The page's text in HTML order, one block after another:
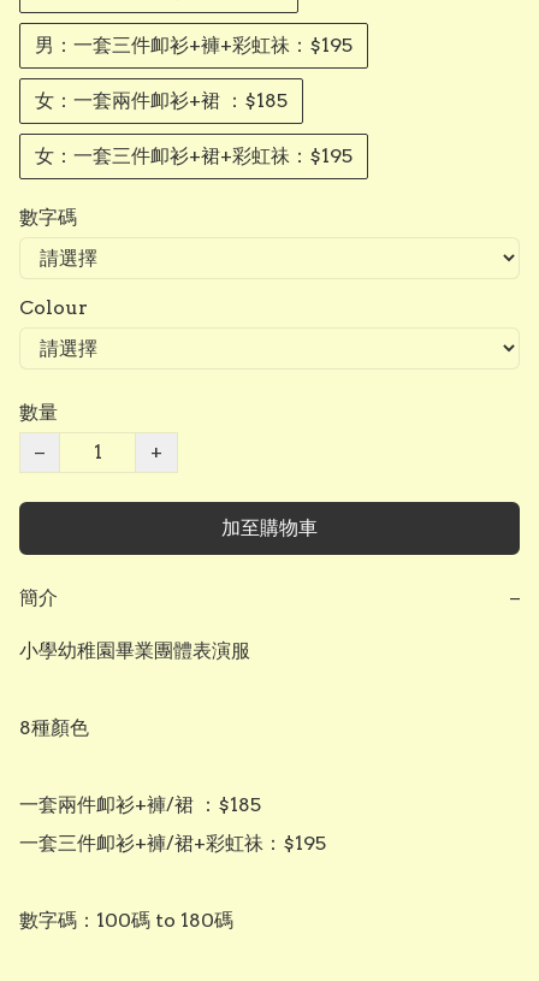
男：一套三件卹衫+褲+彩虹祙：$195
女：一套兩件卹衫+裙 ：$185
女：一套三件卹衫+裙+彩虹祙：$195
數字碼
Colour
數量
−
+
加至購物車
簡介 −
小學幼稚園畢業團體表演服
8種顏色
一套兩件卹衫+褲/裙 ：$185
一套三件卹衫+褲/裙+彩虹祙：$195
數字碼：100碼 to 180碼